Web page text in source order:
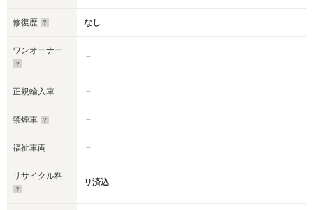
修復歴 なし
ワンオーナー
－
正規輸入車 －
禁煙車 －
福祉車両 －
リサイクル料
リ済込